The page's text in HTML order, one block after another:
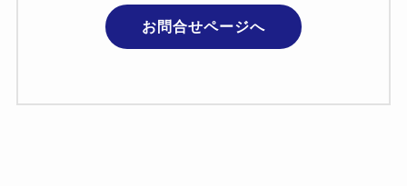
お問合せページへ